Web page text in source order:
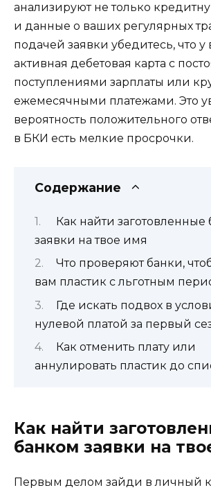
анализируют не только
и данные о ваших регулярных
подачей заявки убедитесь, что у
активная дебетовая карта с
поступлениями зарплаты или
ежемесячными платежами. Это
вероятность положительного
в БКИ есть мелкие просрочки.
Содержание
Как найти заготовленные
заявки на твое имя
Что проверяют банки,
вам пластик с льготным
Где искать подвох в
нулевой платой за первый
Как отменить плату или
аннулировать пластик до
Как найти
банком заявки на
Первым делом зайди в личный